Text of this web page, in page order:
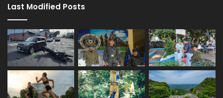
Last Modified Posts